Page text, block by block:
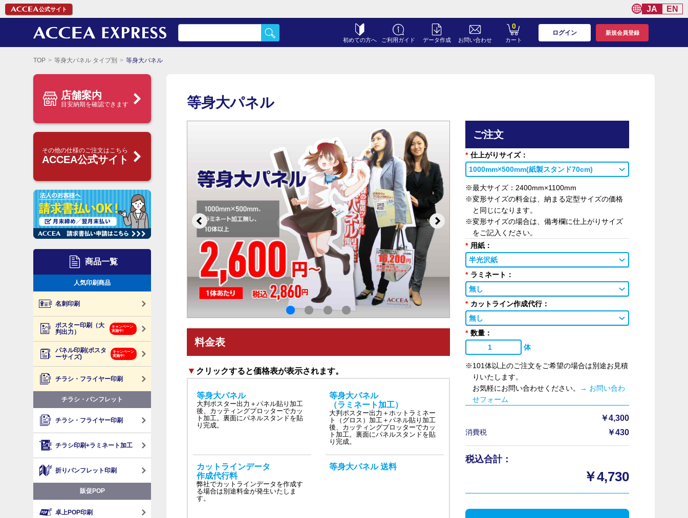
初めての方へ ご利用ガイド データ作成 お問い合わせ カート
0
ログイン 新規会員登録
TOP 等身大パネル タイプ別 等身大パネル
等身大パネル
料金表
▼ クリックすると価格表が表示されます。
等身大パネル
大判ポスター出力＋パネル貼り加工
後、カッティングプロッターでカッ
ト加工。裏面にパネルスタンドを貼
り完成。
等身大パネル
（ラミネート加工）
大判ポスター出力＋ホットラミネー
ト（グロス）加工＋パネル貼り加工
後、カッティングプロッターでカッ
ト加工。裏面にパネルスタンドを貼
り完成。
カットラインデータ
作成代行料
弊社でカットラインデータを作成す
る場合は別途料金が発生いたしま
す。
等身大パネル 送料
ご注文
* 仕上がりサイズ：
1000mm×500mm(紙製スタンド70cm)
※最大サイズ：2400mm×1100mm
※変形サイズの料金は、納まる定型サイズの価格
と同じになります。
※変形サイズの場合は、備考欄に仕上がりサイズ
をご記入ください。
* 用紙：
半光沢紙
* ラミネート：
無し
* カットライン作成代行：
無し
* 数量：
体
※101体以上のご注文をご希望の場合は別途お見積
りいたします。
お気軽にお問い合わせください。
→ お問い合わ
せフォーム
￥4,300
消費税 ￥430
税込合計：
￥4,730
店舗案内
目安納期を確認できます
その他の仕様のご注文はこちら
ACCEA公式サイト
商品一覧
人気印刷商品
名刺印刷
ポスター印刷（大
判出力）
キャンペーン
実施中!
パネル印刷(ポスタ
ーサイズ)
キャンペーン
実施中!
チラシ・フライヤー印刷
チラシ・パンフレット
チラシ・フライヤー印刷
チラシ印刷+ラミネート加工
折りパンフレット印刷
販促POP
卓上POP印刷
公式サイト JA EN